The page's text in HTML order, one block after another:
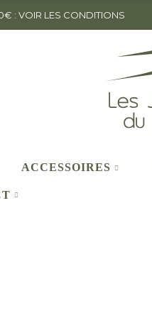
: VOIR LES CONDITIONS
ACCESSOIRES